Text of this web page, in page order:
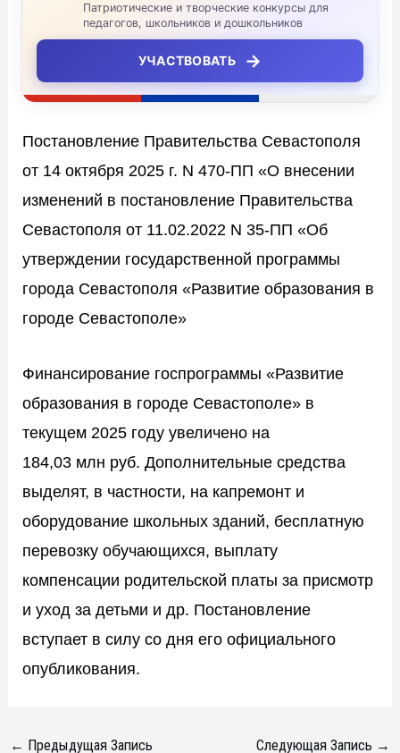
Патриотические и творческие конкурсы для
педагогов, школьников и дошкольников
УЧАСТВОВАТЬ →
Постановление Правительства Севастополя
от 14 октября 2025 г. N 470-ПП «О внесении
изменений в постановление Правительства
Севастополя от 11.02.2022 N 35-ПП «Об
утверждении государственной программы
города Севастополя «Развитие образования в
городе Севастополе»
Финансирование госпрограммы «Развитие
образования в городе Севастополе» в
текущем 2025 году увеличено на
184,03 млн руб. Дополнительные средства
выделят, в частности, на капремонт и
оборудование школьных зданий, бесплатную
перевозку обучающихся, выплату
компенсации родительской платы за присмотр
и уход за детьми и др. Постановление
вступает в силу со дня его официального
опубликования.
← Предыдущая Запись Следующая Запись →